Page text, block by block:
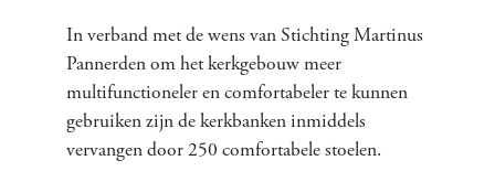
In verband met de wens van Stichting Martinus
Pannerden om het kerkgebouw meer
multifunctioneler en comfortabeler te kunnen
gebruiken zijn de kerkbanken inmiddels
vervangen door 250 comfortabele stoelen.